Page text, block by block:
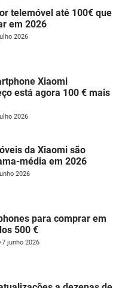
telemóvel até 100€ que
em 2026
2026
Xiaomi
está agora 100 € mais
2026
da Xiaomi são
média em 2026
2026
para comprar em
500 €
7 junho 2026